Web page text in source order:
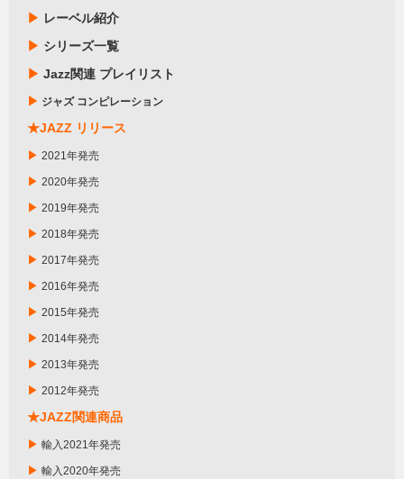
▶ レーベル紹介
▶ シリーズ一覧
▶ Jazz関連 プレイリスト
▶ ジャズ コンピレーション
★JAZZ リリース
▶ 2021年発売
▶ 2020年発売
▶ 2019年発売
▶ 2018年発売
▶ 2017年発売
▶ 2016年発売
▶ 2015年発売
▶ 2014年発売
▶ 2013年発売
▶ 2012年発売
★JAZZ関連商品
▶ 輸入2021年発売
▶ 輸入2020年発売